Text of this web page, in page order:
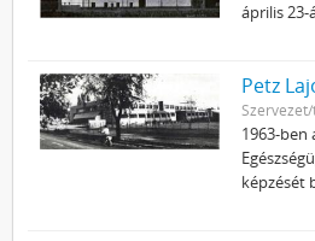
április
Petz
1963-ben
képzését